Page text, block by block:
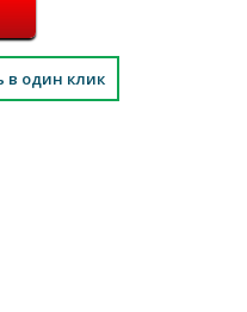
в один клик